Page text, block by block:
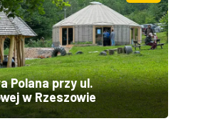
Polana przy ul.
w Rzeszowie